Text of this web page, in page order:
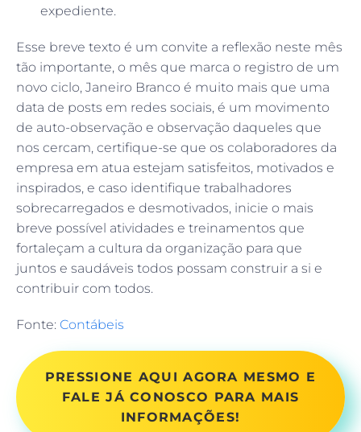
expediente.
Esse breve texto é um convite a reflexão neste mês
tão importante, o mês que marca o registro de um
novo ciclo, Janeiro Branco é muito mais que uma
data de posts em redes sociais, é um movimento
de auto-observação e observação daqueles que
nos cercam, certifique-se que os colaboradores da
empresa em atua estejam satisfeitos, motivados e
inspirados, e caso identifique trabalhadores
sobrecarregados e desmotivados, inicie o mais
breve possível atividades e treinamentos que
fortaleçam a cultura da organização para que
juntos e saudáveis todos possam construir a si e
contribuir com todos.
Fonte: Contábeis
PRESSIONE AQUI AGORA MESMO E
FALE JÁ CONOSCO PARA MAIS
INFORMAÇÕES!